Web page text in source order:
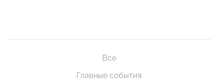
Все
Главные события